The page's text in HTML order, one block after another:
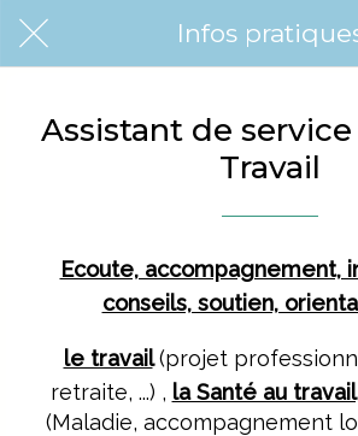
Infos
Assistant de
Travail
Ecoute, accompagnement,
conseils, soutien,
le travail (projet
retraite, ...) , la Santé au
(Maladie, accompagnement